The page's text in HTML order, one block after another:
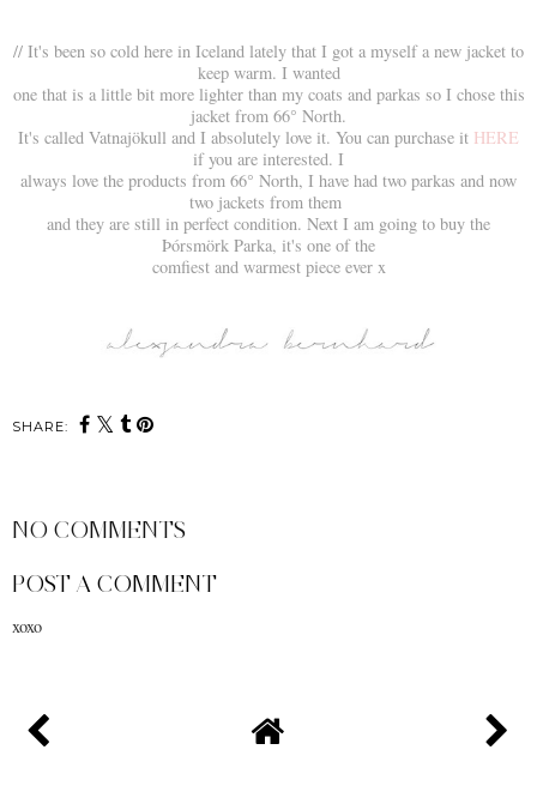
// It's been so cold here in Iceland lately that I got a myself a new jacket to
keep warm. I wanted
one that is a little bit more lighter than my coats and parkas so I chose this
jacket from 66° North.
It's called Vatnajökull and I absolutely love it. You can purchase it HERE
if you are interested. I
always love the products from 66° North, I have had two parkas and now
two jackets from them
and they are still in perfect condition. Next I am going to buy the
Þórsmörk Parka, it's one of the
comfiest and warmest piece ever x
SHARE:
NO COMMENTS
POST A COMMENT
xoxo